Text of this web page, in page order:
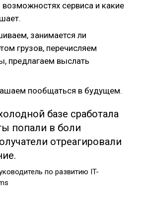
сервиса и какие
занимается ли
грузов, перечисляем
предлагаем выслать
пообщаться в будущем.
базе сработала
попали в боли
отреагировали
по развитию IT-